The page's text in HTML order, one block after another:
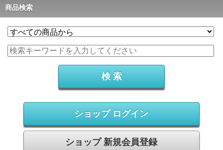
商品検索
ショップ ログイン
ショップ 新規会員登録